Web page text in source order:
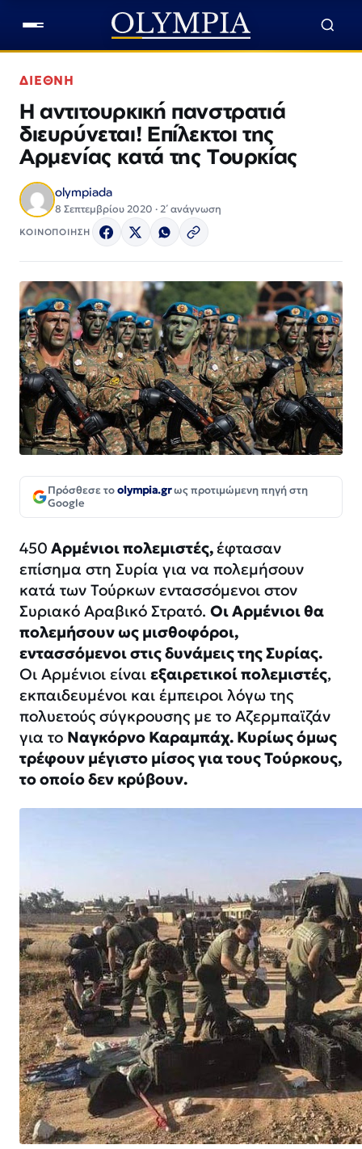
ΔΙΕΘΝΗ
Η αντιτουρκική πανστρατιά
διευρύνεται! Επίλεκτοι της
Αρμενίας κατά της Τουρκίας
olympiada
8 Σεπτεμβρίου 2020 · 2΄ ανάγνωση
ΚΟΙΝΟΠΟΙΗΣΗ
Πρόσθεσε τοolympia.grως προτιμώμενη πηγή στη
Google
450 Αρμένιοι πολεμιστές,έφτασαν
επίσημα στη Συρία για να πολεμήσουν
κατά των Τούρκων εντασσόμενοι στον
Συριακό Αραβικό Στρατό. Οι Αρμένιοι θα
πολεμήσουν ως μισθοφόροι,
εντασσόμενοι στις δυνάμεις της Συρίας.
Οι Αρμένιοι είναι εξαιρετικοί πολεμιστές,
εκπαιδευμένοι και έμπειροι λόγω της
πολυετούς σύγκρουσης με το Αζερμπαϊζάν
για το Ναγκόρνο Καραμπάχ. Κυρίως όμως
τρέφουν μέγιστο μίσος για τους Τούρκους,
το οποίο δεν κρύβουν.